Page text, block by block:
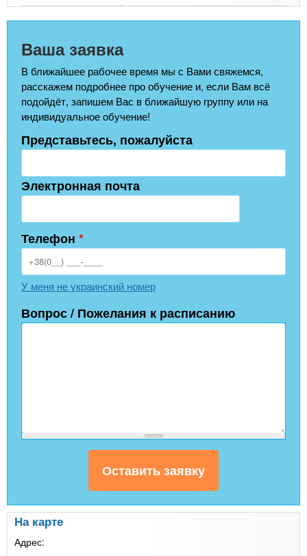
Ваша заявка
В ближайшее рабочее время мы с Вами свяжемся,
расскажем подробнее про обучение и, если Вам всё
подойдёт, запишем Вас в ближайшую группу или на
индивидуальное обучение!
Представьтесь, пожалуйста
Электронная почта
Телефон *
У меня не украинский номер
Вопрос / Пожелания к расписанию
На карте
Адрес: